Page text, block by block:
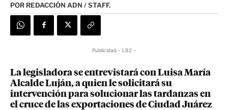
POR REDACCIÓN ADN / STAFF.
Publicidad - LB2 -
La legisladora se entrevistará con Luisa María
Alcalde Luján, a quien le solicitará su
intervención para solucionar las tardanzas en
el cruce de las exportaciones de Ciudad Juárez